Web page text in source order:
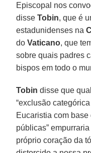
Episcopal nos
disseTobin, que é
estadunidenses na
doVaticano, que
sobre quais padres
bispos em todo o
Tobin disse que
“exclusão
Eucaristia com
públicas”
próprio coração da